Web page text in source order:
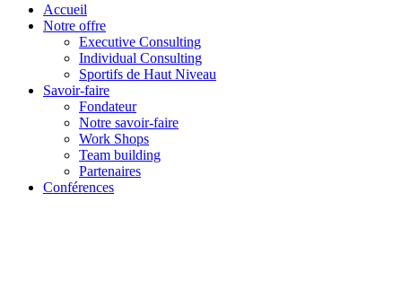
Accueil
Notre offre
Executive Consulting
Individual Consulting
Sportifs de Haut Niveau
Savoir-faire
Fondateur
Notre savoir-faire
Work Shops
Team building
Partenaires
Conférences